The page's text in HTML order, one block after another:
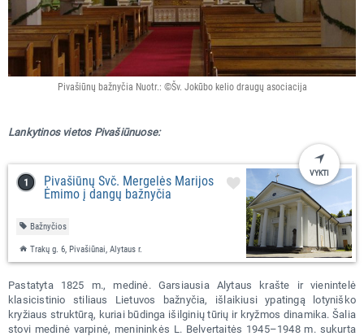
Pivašiūnų bažnyčia Nuotr.: ©Šv. Jokūbo kelio draugų asociacija
Lankytinos vietos Pivašiūnuose:
Pivašiūnų Švč. Mergelės Marijos
Ėmimo į dangų bažnyčia
Bažnyčios
Trakų g. 6, Pivašiūnai, Alytaus r.
VYKTI
Pastatyta 1825 m., medinė. Garsiausia Alytaus krašte ir vienintelė
klasicistinio stiliaus Lietuvos bažnyčia, išlaikiusi ypatingą lotyniško
kryžiaus struktūrą, kuriai būdinga išilginių tūrių ir kryžmos dinamika. Šalia
stovi medinė varpinė, menininkės L. Belvertaitės 1945–1948 m. sukurta